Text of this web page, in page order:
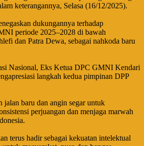
keterangannya, Selasa (16/12/2025).
dukungannya terhadap
periode 2025–2028 di bawah
dan Patra Dewa, sebagai nahkoda baru
Nasional, Eks Ketua DPC GMNI Kendari
langkah kedua pimpinan DPP
jalan baru dan angin segar untuk
perjuangan dan menjaga marwah
terus hadir sebagai kekuatan intelektual